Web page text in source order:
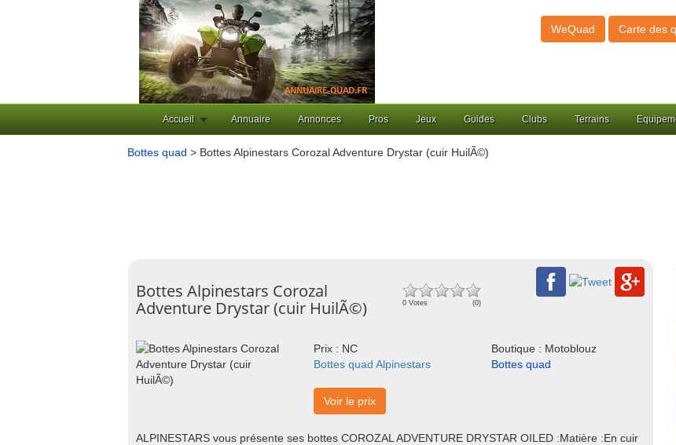
WeQuad Carte des
Accueil Annuaire Annonces Pros Jeux Guides Clubs Terrains
Bottes quad > Bottes Alpinestars Corozal Adventure Drystar (cuir HuilÃ©)
Bottes Alpinestars Corozal
Adventure Drystar (cuir HuilÃ©)
0 Votes (0)
Prix : NC
Boutique : Motoblouz
Bottes quad Alpinestars
Bottes quad
Voir le prix
ALPINESTARS vous présente ses bottes COROZAL ADVENTURE DRYSTAR OILED :Matière :En cuir